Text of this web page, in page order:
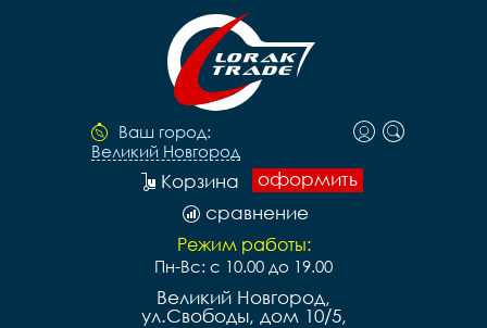
Ваш город:
Великий Новгород
оформить
Корзина
сравнение
Режим работы:
Пн-Вс: с 10.00 до 19.00
Великий Новгород,
ул.Свободы, дом 10/5,